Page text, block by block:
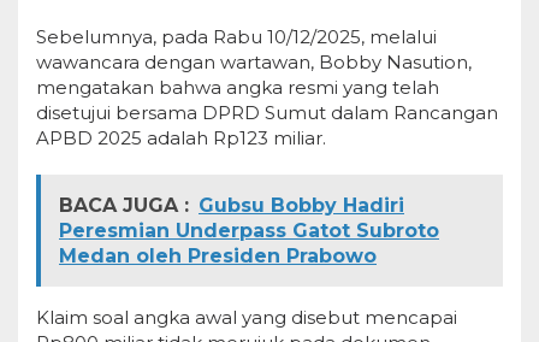
Sebelumnya, pada Rabu 10/12/2025, melalui
wawancara dengan wartawan, Bobby Nasution,
mengatakan bahwa angka resmi yang telah
disetujui bersama DPRD Sumut dalam Rancangan
APBD 2025 adalah Rp123 miliar.
BACA JUGA : Gubsu Bobby Hadiri
Peresmian Underpass Gatot Subroto
Medan oleh Presiden Prabowo
Klaim soal angka awal yang disebut mencapai